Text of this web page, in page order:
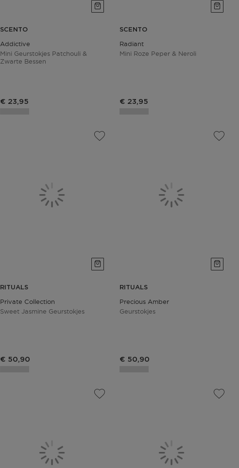
SCENTO
Addictive
Mini Geurstokjes Patchouli &
Zwarte Bessen
Productprijs
€ 23,95
SCENTO
Radiant
Mini Roze Peper & Neroli
Productprijs
€ 23,95
RITUALS
Private Collection
Sweet Jasmine Geurstokjes
€ 50,90
RITUALS
Precious Amber
Geurstokjes
€ 50,90